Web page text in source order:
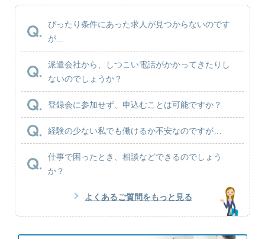
ぴったり条件にあった求人が見つからないのです
が...
派遣会社から、しつこい電話がかかってきたりし
ないのでしょうか？
登録会に参加せず、申込むことは可能ですか？
経験の少ない私でも働けるか不安なのですが…
仕事で困ったとき、相談などできるのでしょう
か？
よくあるご質問をもっと見る